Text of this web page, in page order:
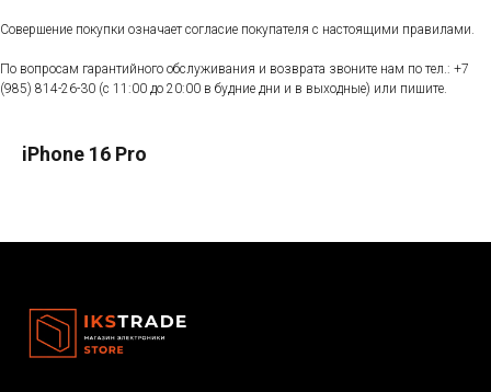
Совершение покупки означает согласие покупателя с настоящими правилами.
По вопросам гарантийного обслуживания и возврата звоните нам по тел.: +7
(985) 814-26-30 (с 11:00 до 20:00 в будние дни и в выходные) или пишите.
iPhone 16 Pro